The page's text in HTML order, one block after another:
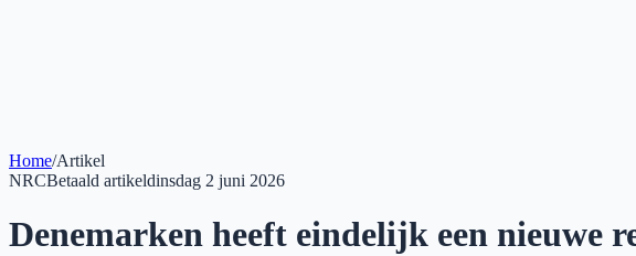
Home/Artikel
NRCBetaald artikeldinsdag 2 juni 2026
Denemarken heeft eindelijk een nieuwe